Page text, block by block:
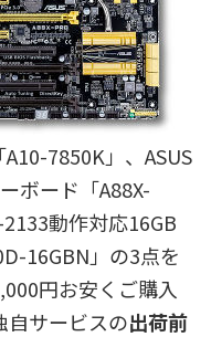
7850K」、ASUS
ボード「A88X-
動作対応16GB
16GBN」の3点を
円お安くご購入
自サービスの出荷前